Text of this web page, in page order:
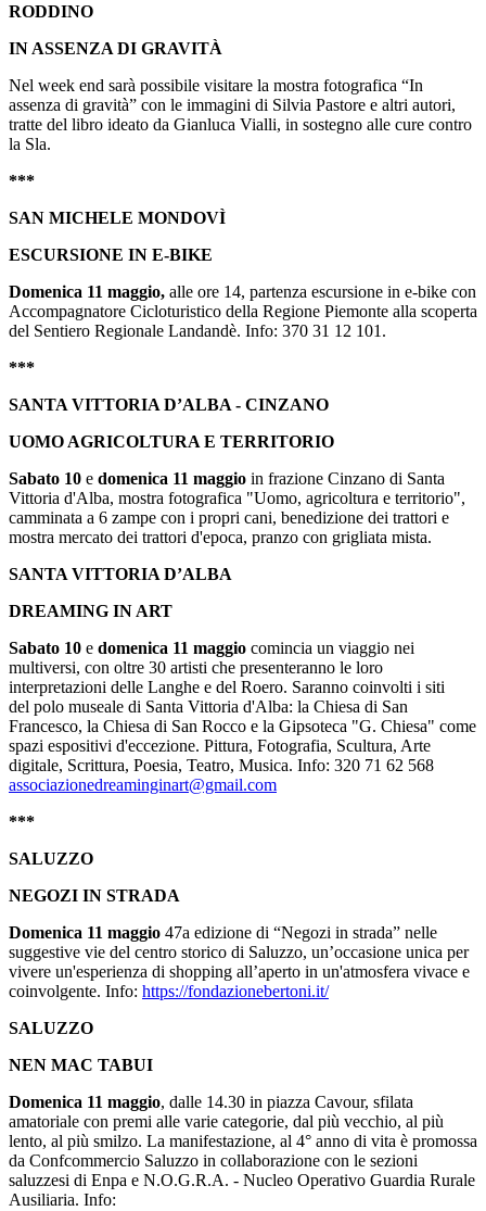
RODDINO
IN ASSENZA DI GRAVITÀ
Nel week end sarà possibile visitare la mostra fotografica “In
assenza di gravità” con le immagini di Silvia Pastore e altri autori,
tratte del libro ideato da Gianluca Vialli, in sostegno alle cure contro
la Sla.
***
SAN MICHELE MONDOVÌ
ESCURSIONE IN E-BIKE
Domenica 11 maggio, alle ore 14, partenza escursione in e-bike con
Accompagnatore Cicloturistico della Regione Piemonte alla scoperta
del Sentiero Regionale Landandè. Info: 370 31 12 101.
***
SANTA VITTORIA D’ALBA - CINZANO
UOMO AGRICOLTURA E TERRITORIO
Sabato 10 e domenica 11 maggio in frazione Cinzano di Santa
Vittoria d'Alba, mostra fotografica "Uomo, agricoltura e territorio",
camminata a 6 zampe con i propri cani, benedizione dei trattori e
mostra mercato dei trattori d'epoca, pranzo con grigliata mista.
SANTA VITTORIA D’ALBA
DREAMING IN ART
Sabato 10 e domenica 11 maggio comincia un viaggio nei
multiversi, con oltre 30 artisti che presenteranno le loro
interpretazioni delle Langhe e del Roero. Saranno coinvolti i siti
del polo museale di Santa Vittoria d'Alba: la Chiesa di San
Francesco, la Chiesa di San Rocco e la Gipsoteca "G. Chiesa" come
spazi espositivi d'eccezione. Pittura, Fotografia, Scultura, Arte
digitale, Scrittura, Poesia, Teatro, Musica. Info: 320 71 62 568
associazionedreaminginart@gmail.com
***
SALUZZO
NEGOZI IN STRADA
Domenica 11 maggio 47a edizione di “Negozi in strada” nelle
suggestive vie del centro storico di Saluzzo, un’occasione unica per
vivere un'esperienza di shopping all’aperto in un'atmosfera vivace e
coinvolgente. Info: https://fondazionebertoni.it/
SALUZZO
NEN MAC TABUI
Domenica 11 maggio, dalle 14.30 in piazza Cavour, sfilata
amatoriale con premi alle varie categorie, dal più vecchio, al più
lento, al più smilzo. La manifestazione, al 4° anno di vita è promossa
da Confcommercio Saluzzo in collaborazione con le sezioni
saluzzesi di Enpa e N.O.G.R.A. - Nucleo Operativo Guardia Rurale
Ausiliaria. Info: